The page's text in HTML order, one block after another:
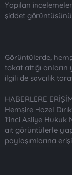
Yapılan
şiddet
Görüntülerde,
tokat attığı
ilgili de savcılık
HABERLERE
Hemşire Hazel
1'inci Asliye Hukuk
ait görüntülerle
paylaşımlarına